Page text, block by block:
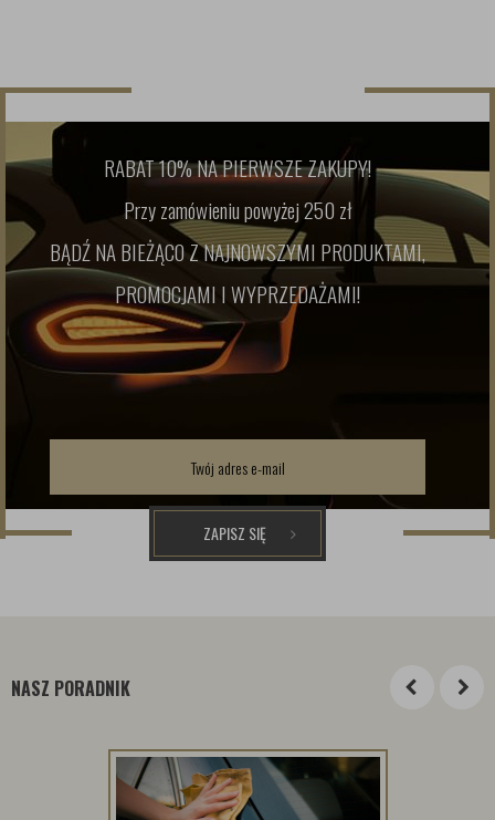
RABAT 10% NA PIERWSZE ZAKUPY!
Przy zamówieniu powyżej 250 zł
BĄDŹ NA BIEŻĄCO Z NAJNOWSZYMI PRODUKTAMI,
PROMOCJAMI I WYPRZEDAŻAMI!
ZAPISZ SIĘ
NASZ PORADNIK